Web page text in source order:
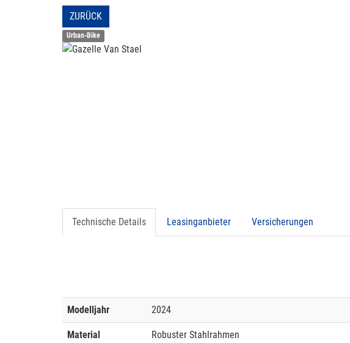
ZURÜCK
Urban-Bike
Technische Details Leasinganbieter Versicherungen
Modelljahr 2024
Material Robuster Stahlrahmen